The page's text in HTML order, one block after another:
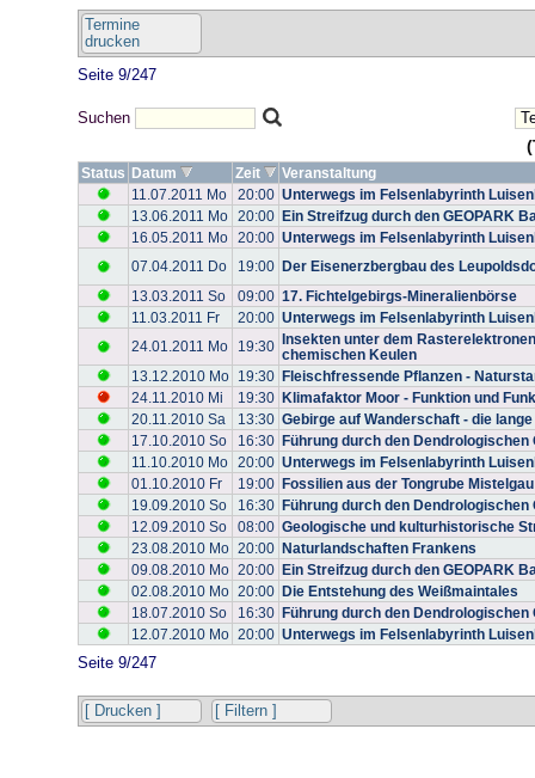
Termine
drucken
Seite 9/247
Suchen
Status Datum Zeit
Veranstaltung
11.07.2011 Mo
20:00 Unterwegs im Felsenlabyrinth
13.06.2011 Mo
20:00 Ein Streifzug durch den GEOPARK
16.05.2011 Mo
20:00 Unterwegs im Felsenlabyrinth
07.04.2011 Do
19:00 Der Eisenerzbergbau des
13.03.2011 So
09:00 17. Fichtelgebirgs-Mineralienbörse
11.03.2011 Fr
20:00 Unterwegs im Felsenlabyrinth
24.01.2011 Mo
19:30 Insekten unter dem
chemischen Keulen
13.12.2010 Mo
19:30 Fleischfressende Pflanzen -
24.11.2010 Mi
19:30 Klimafaktor Moor - Funktion und
20.11.2010 Sa
13:30 Gebirge auf Wanderschaft - die
17.10.2010 So
16:30 Führung durch den
11.10.2010 Mo
20:00 Unterwegs im Felsenlabyrinth
01.10.2010 Fr
19:00 Fossilien aus der Tongrube
19.09.2010 So
16:30 Führung durch den
12.09.2010 So
08:00 Geologische und kulturhistorische
23.08.2010 Mo 20:00 Naturlandschaften Frankens
09.08.2010 Mo 20:00 Ein Streifzug durch den GEOPARK
02.08.2010 Mo 20:00 Die Entstehung des Weißmaintales
18.07.2010 So
16:30 Führung durch den
12.07.2010 Mo 20:00 Unterwegs im Felsenlabyrinth
Seite 9/247
[ Drucken ] [ Filtern ]